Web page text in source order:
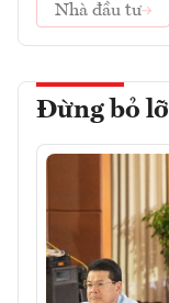
Nhà đầu tư
Đừng bỏ lỡ